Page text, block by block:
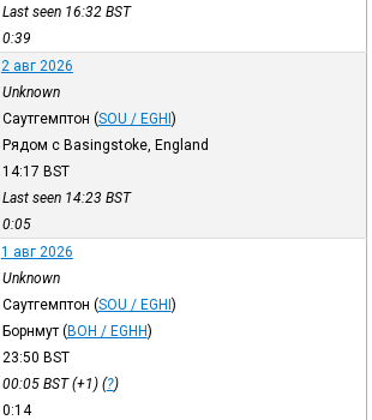
Last seen 16:32 BST
0:39
2 авг 2026
Unknown
Саутгемптон (SOU / EGHI)
Рядом с Basingstoke, England
14:17 BST
Last seen 14:23 BST
0:05
1 авг 2026
Unknown
Саутгемптон (SOU / EGHI)
Борнмут (BOH / EGHH)
23:50 BST
00:05 BST(+1) (?)
0:14